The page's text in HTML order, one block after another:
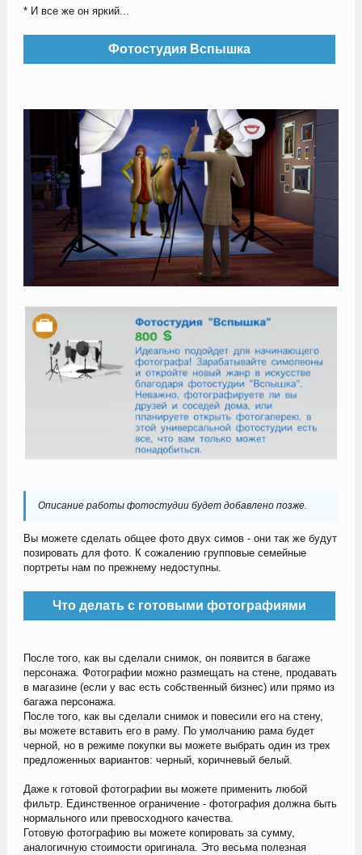
* И все же он яркий...
Фотостудия Вспышка
Описание работы фотостудии будет добавлено позже.
Вы можете сделать общее фото двух симов - они так же будут
позировать для фото. К сожалению групповые семейные
портреты нам по прежнему недоступны.
Что делать с готовыми фотографиями
После того, как вы сделали снимок, он появится в багаже
персонажа. Фотографии можно размещать на стене, продавать
в магазине (если у вас есть собственный бизнес) или прямо из
багажа персонажа.
После того, как вы сделали снимок и повесили его на стену,
вы можете вставить его в раму. По умолчанию рама будет
черной, но в режиме покупки вы можете выбрать один из трех
предложенных вариантов: черный, коричневый белый.
Даже к готовой фотографии вы можете применить любой
фильтр. Единственное ограничение - фотография должна быть
нормального или превосходного качества.
Готовую фотографию вы можете копировать за сумму,
аналогичную стоимости оригинала. Это весьма полезная